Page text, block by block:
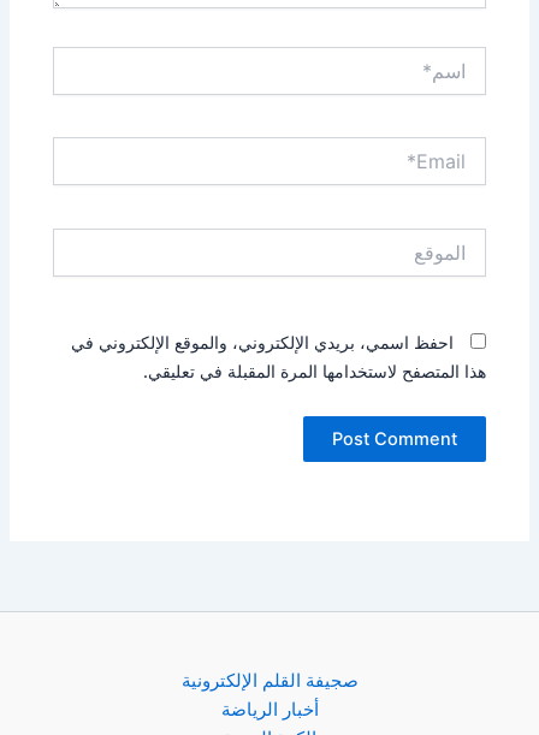
احفظ اسمي، بريدي الإلكتروني، والموقع الإلكتروني في
هذا المتصفح لاستخدامها المرة المقبلة في تعليقي.
صجيفة القلم الإلكترونية
أخبار الرياضة